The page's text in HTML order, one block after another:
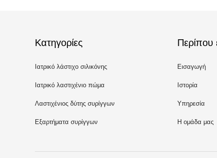
Κατηγορίες
Ιατρικό λάστιχο σιλικόνης
Ιατρικό λαστιχένιο πώμα
Λαστιχένιος δύτης συρίγγων
Εξαρτήματα συρίγγων
Περίπου
Εισαγωγή
Ιστορία
Υπηρεσία
Η ομάδα μας